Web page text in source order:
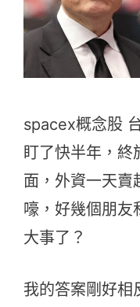
spacex概念股
盯了快半年，終
面，外資一天賣
嚎，好幾個朋友
大事了？
我的答案剛好相